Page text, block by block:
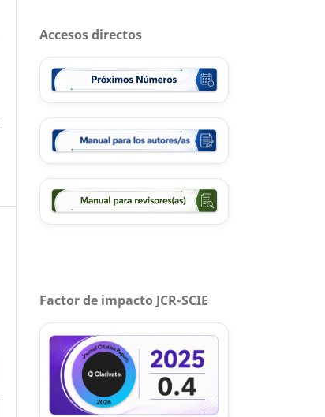
Accesos directos
Factor de impacto JCR-SCIE